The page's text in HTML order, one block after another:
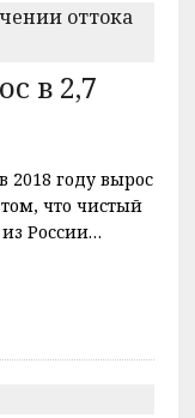
в 2,7
2018 году вырос
что чистый
России…